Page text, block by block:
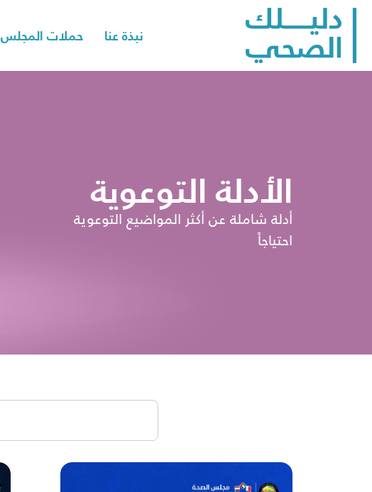
نبذة عنا حملات المجلس
الأدلة التوعوية
أدلة شاملة عن أكثر المواضيع التوعوية
احتياجاً